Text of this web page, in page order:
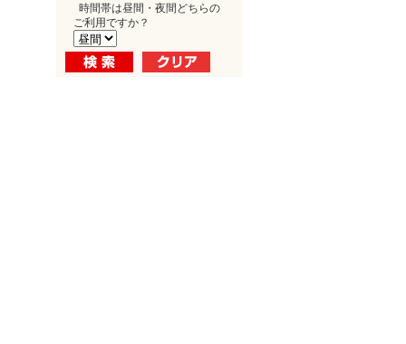
時間帯は昼間・夜間どちらの
ご利用ですか？